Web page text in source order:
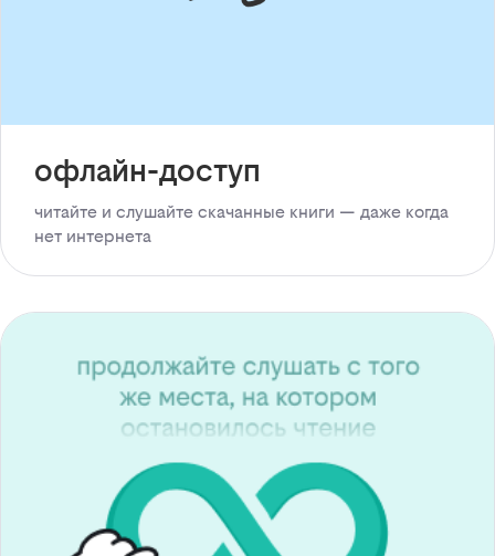
офлайн-доступ
читайте и слушайте скачанные книги — даже когда
нет интернета